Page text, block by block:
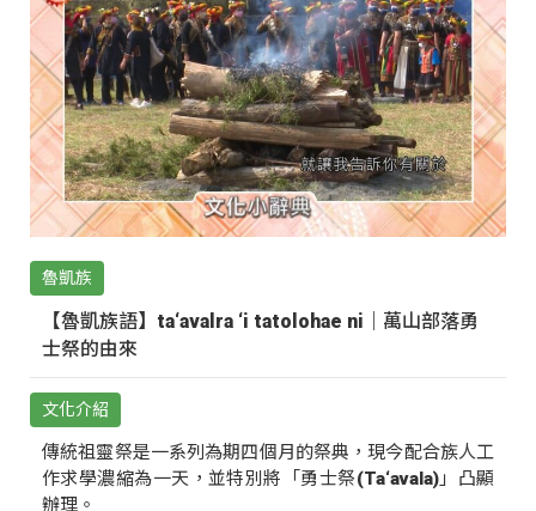
魯凱族
【魯凱族語】ta‘avalra ‘i tatolohae ni｜萬山部落勇
士祭的由來
文化介紹
傳統祖靈祭是一系列為期四個月的祭典，現今配合族人工
作求學濃縮為一天，並特別將「勇士祭(Ta‘avala)」凸顯
辦理。